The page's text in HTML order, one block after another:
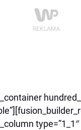
type=”1_1″